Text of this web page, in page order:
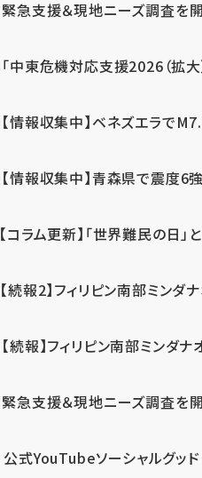
緊急支援＆現地ニーズ調査を
「中東危機対応支援2026（拡大
【情報収集中】ベネズエラで
【情報収集中】青森県で震度6
【コラム更新】「世界難民の日
【続報2】フィリピン南部ミン
【続報】フィリピン南部ミン
緊急支援＆現地ニーズ調査を
公式YouTubeソーシャルグッ